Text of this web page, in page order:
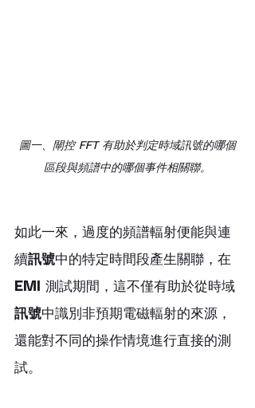
圖一、閘控 FFT 有助於判定時域訊號的哪個
區段與頻譜中的哪個事件相關聯。
如此一來，過度的頻譜輻射便能與連
續訊號中的特定時間段產生關聯，在
EMI 測試期間，這不僅有助於從時域
訊號中識別非預期電磁輻射的來源，
還能對不同的操作情境進行直接的測
試。